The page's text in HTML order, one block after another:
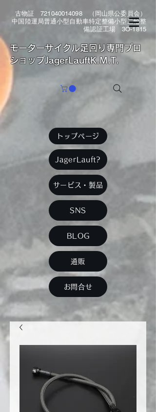
古物証 721040014098（岡山県公委員会）
中国陸運局普通小型自動車特定整備小型二輪整
備認証工場 3O-1815
​モーターサイクル足回り専門プロ
ショップJagerLauftK.M.T.
トップページ
JagerLauft?
サービス・製品
SNS
BLOG
通販
お問合せ